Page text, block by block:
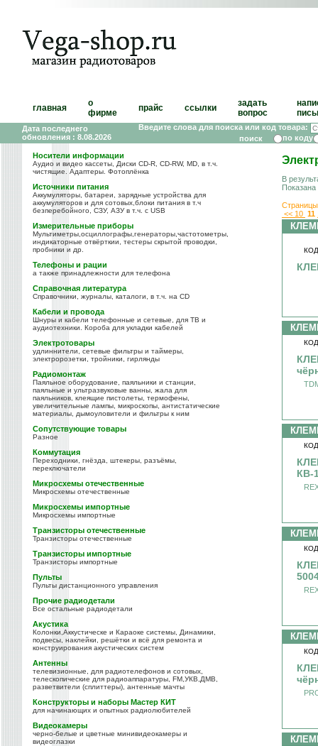
главная
о
фирме
прайс ссылки
задать
вопрос
Дата последнего
обновления : 8.08.2026
Введите слова для поиска или код товара:
по коду
Носители информации
Аудио и видео кассеты, Диски CD-R, CD-RW, MD, в т.ч.
чистящие. Адаптеры. Фотоплёнка
Источники питания
Аккумуляторы, батареи, зарядные устройства для
аккумуляторов и для сотовых,блоки питания в т.ч
безперебойного, СЗУ, АЗУ в т.ч. с USB
Измерительные приборы
Мультиметры,осциллографы,генераторы,частотометры,
индикаторные отвёрткии, тестеры скрытой проводки,
пробники и др.
Телефоны и рации
а также принадлежности для телефона
Справочная литература
Справочники, журналы, каталоги, в т.ч. на CD
Кабели и провода
Шнуры и кабели телефонные и сетевые, для ТВ и
аудиотехники. Короба для укладки кабелей
Электротовары
удлиннители, сетевые фильтры и таймеры,
электророзетки, тройники, гирлянды
Радиомонтаж
Паяльное оборудование, паяльники и станции,
паяльные и ультразвуковые ванны, жала для
паяльников, клеящие пистолеты, термофены,
увеличительные лампы, микроскопы, антистатические
материалы, дымоуловители и фильтры к ним
Сопутствующие товары
Разное
Коммутация
Переходники, гнёзда, штекеры, разъёмы,
переключатели
Микросхемы отечественные
Микросхемы отечественные
Микросхемы импортные
Микросхемы импортные
Транзисторы отечественные
Транзисторы отечественные
Транзисторы импортные
Транзисторы импортные
Пульты
Пульты дистанционного управления
Прочие радиодетали
Все остальные радиодетали
Акустика
Колонки,Аккустическе и Караоке системы, Динамики,
подвесы, наклейки, решётки и всё для ремонта и
конструирования акустических систем
Антенны
телевизионные, для радиотелефонов и сотовых,
телескопические для радиоаппаратуры, FM,УКВ,ДМВ,
разветвители (сплиттеры), антенные мачты
Конструкторы и наборы Мастер КИТ
для начинающих и опытных радиолюбителей
Видеокамеры
черно-белые и цветные минивидеокамеры и
видеоглазки
В
<< 10 11
КВ-